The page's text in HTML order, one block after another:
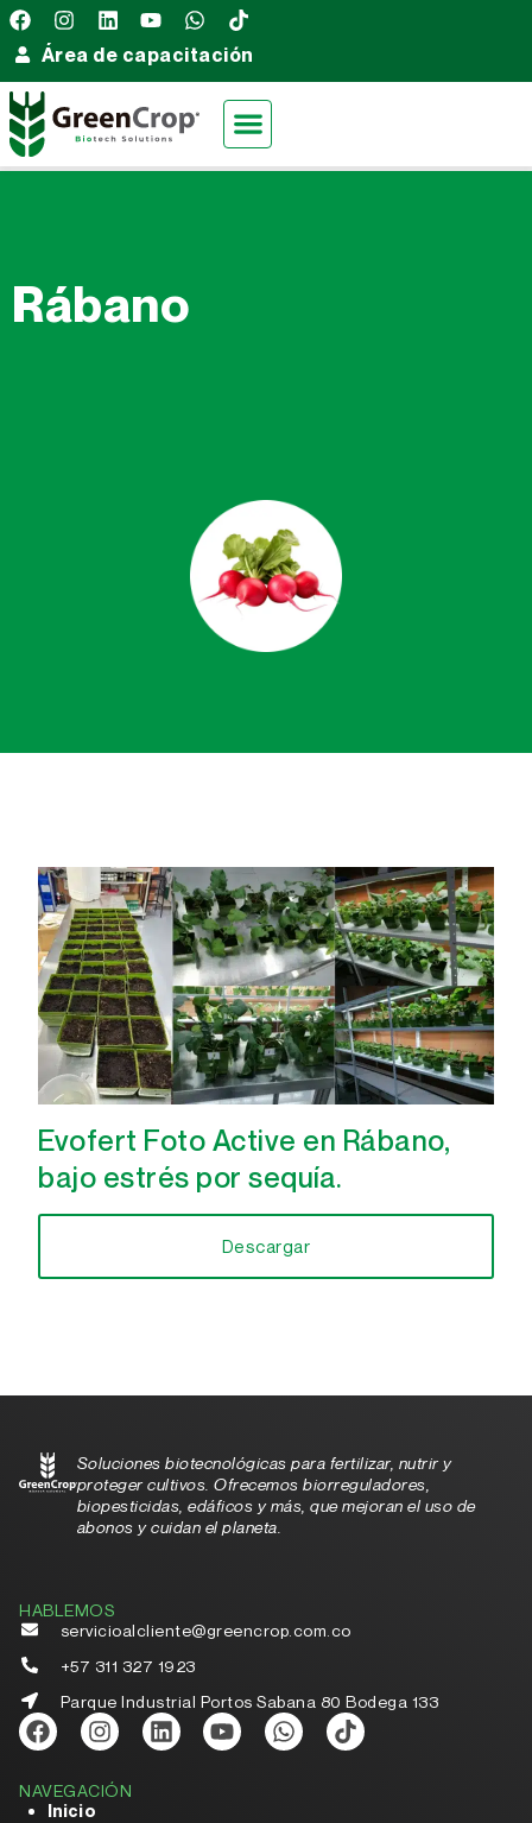
Área de capacitación
Rábano
Evofert Foto Active en Rábano,
bajo estrés por sequía.
Descargar
Soluciones biotecnológicas para fertilizar, nutrir y
proteger cultivos. Ofrecemos biorreguladores,
biopesticidas, edáficos y más, que mejoran el uso de
abonos y cuidan el planeta.
HABLEMOS
servicioalcliente@greencrop.com.co
+57 311 327 1923
Parque Industrial Portos Sabana 80 Bodega 133
NAVEGACIÓN
Inicio